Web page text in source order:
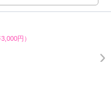
円）